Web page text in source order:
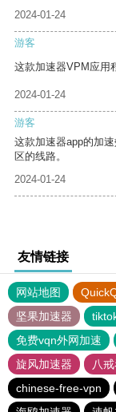
2024-01-24
游客
这款加速器VPM应用
2024-01-24
游客
这款加速器app的加
区的线路。
2024-01-24
友情链接
网站地图
坚果加速器
免费vqn外网加速
旋风加速器
八
chinese-free-vpn